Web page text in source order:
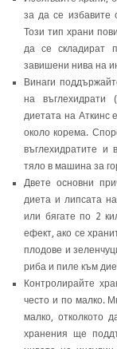
за да се избавите
Този тип храни
да се складират
завишени нива на
Винаги
на въглехидрати
диетата на Аткинс
около корема.
въглехидратите
тяло в машина за
Двете основни
диета и липсата
или бягате по 2
ефект, ако се
плодове и
риба и пиле към
Контролирайте
често и по малко.
малко, отколкото
хранения ще